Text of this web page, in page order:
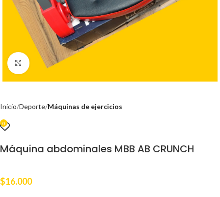
Clic para ampliar
Inicio Deporte Máquinas de ejercicios
0
Máquina abdominales MBB AB CRUNCH
$16.000